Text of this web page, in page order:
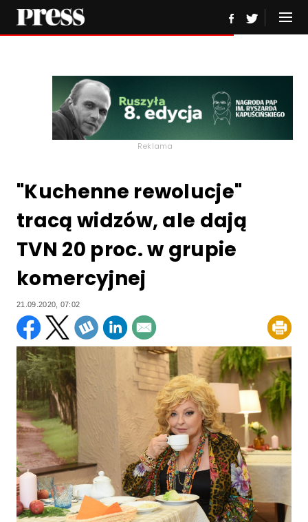
Reklama
"Kuchenne rewolucje"
tracą widzów, ale dają
TVN 20 proc. w grupie
komercyjnej
21.09.2020, 07:02